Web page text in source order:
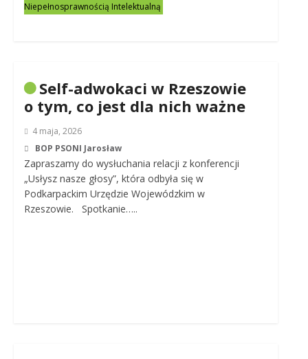
Niepełnosprawnością Intelektualną
Self-adwokaci w Rzeszowie
o tym, co jest dla nich ważne
4 maja, 2026
BOP PSONI Jarosław
Zapraszamy do wysłuchania relacji z konferencji
„Usłysz nasze głosy”, która odbyła się w
Podkarpackim Urzędzie Wojewódzkim w
Rzeszowie. Spotkanie…..